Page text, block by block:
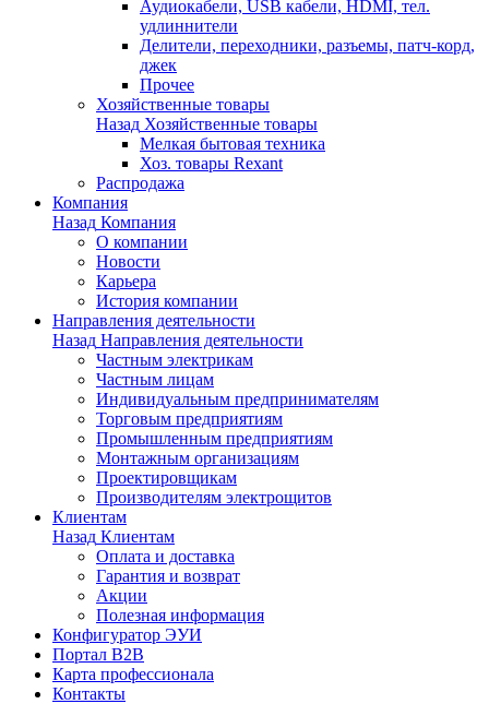
Аудиокабели, USB кабели, HDMI, тел.
удлиннители
Делители, переходники, разъемы, патч-корд,
джек
Прочее
Хозяйственные товары
Назад Хозяйственные товары
Мелкая бытовая техника
Хоз. товары Rexant
Распродажа
Компания
Назад Компания
О компании
Новости
Карьера
История компании
Направления деятельности
Назад Направления деятельности
Частным электрикам
Частным лицам
Индивидуальным предпринимателям
Торговым предприятиям
Промышленным предприятиям
Монтажным организациям
Проектировщикам
Производителям электрощитов
Клиентам
Назад Клиентам
Оплата и доставка
Гарантия и возврат
Акции
Полезная информация
Конфигуратор ЭУИ
Портал B2B
Карта профессионала
Контакты